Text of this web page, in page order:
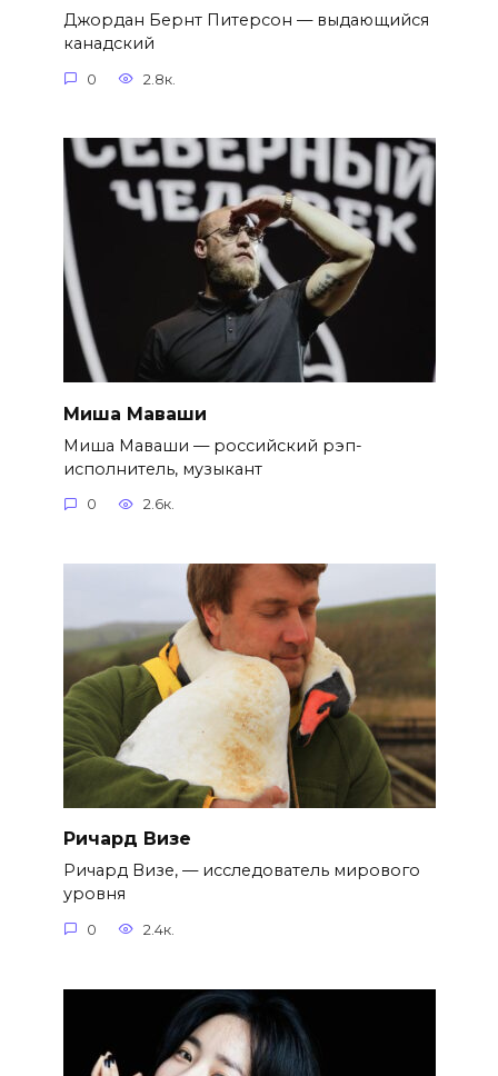
Джордан Бернт Питерсон — выдающийся
канадский
0 2.8к.
Миша Маваши
Миша Маваши — российский рэп-
исполнитель, музыкант
0 2.6к.
Ричард Визе
Ричард Визе, — исследователь мирового
уровня
0 2.4к.